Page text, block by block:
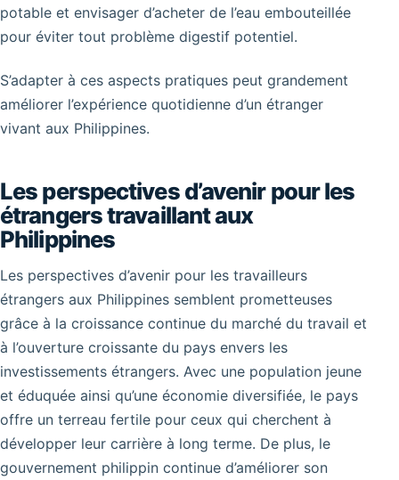
potable et envisager d’acheter de l’eau embouteillée
pour éviter tout problème digestif potentiel.
S’adapter à ces aspects pratiques peut grandement
améliorer l’expérience quotidienne d’un étranger
vivant aux Philippines.
Les perspectives d’avenir pour les
étrangers travaillant aux
Philippines
Les perspectives d’avenir pour les travailleurs
étrangers aux Philippines semblent prometteuses
grâce à la croissance continue du marché du travail et
à l’ouverture croissante du pays envers les
investissements étrangers. Avec une population jeune
et éduquée ainsi qu’une économie diversifiée, le pays
offre un terreau fertile pour ceux qui cherchent à
développer leur carrière à long terme. De plus, le
gouvernement philippin continue d’améliorer son